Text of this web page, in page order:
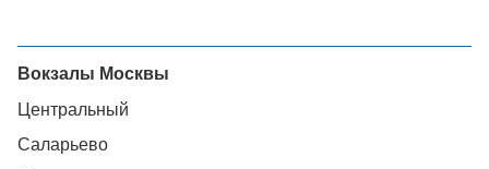
Вокзалы Москвы
Центральный
Саларьево